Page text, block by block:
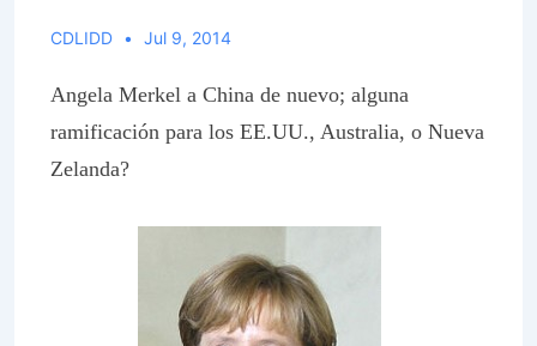
CDLIDD Jul 9, 2014
Angela Merkel a China de nuevo; alguna
ramificación para los EE.UU., Australia, o Nueva
Zelanda?